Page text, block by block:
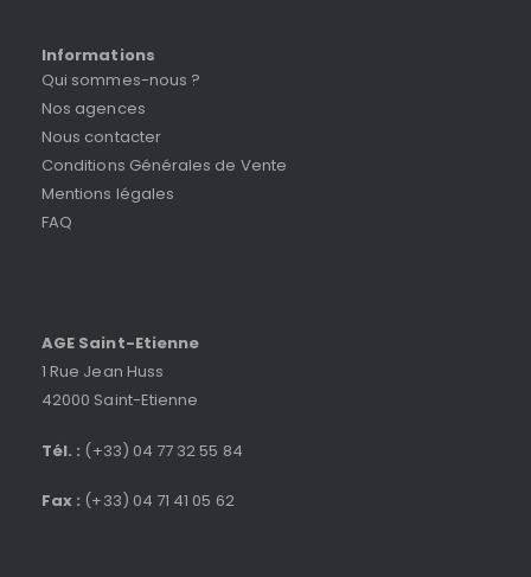
Informations
Qui sommes-nous ?
Nos agences
Nous contacter
Conditions Générales de Vente
Mentions légales
FAQ
AGE Saint-Etienne
1 Rue Jean Huss
42000 Saint-Etienne
Tél. : (+33) 04 77 32 55 84
Fax : (+33) 04 71 41 05 62